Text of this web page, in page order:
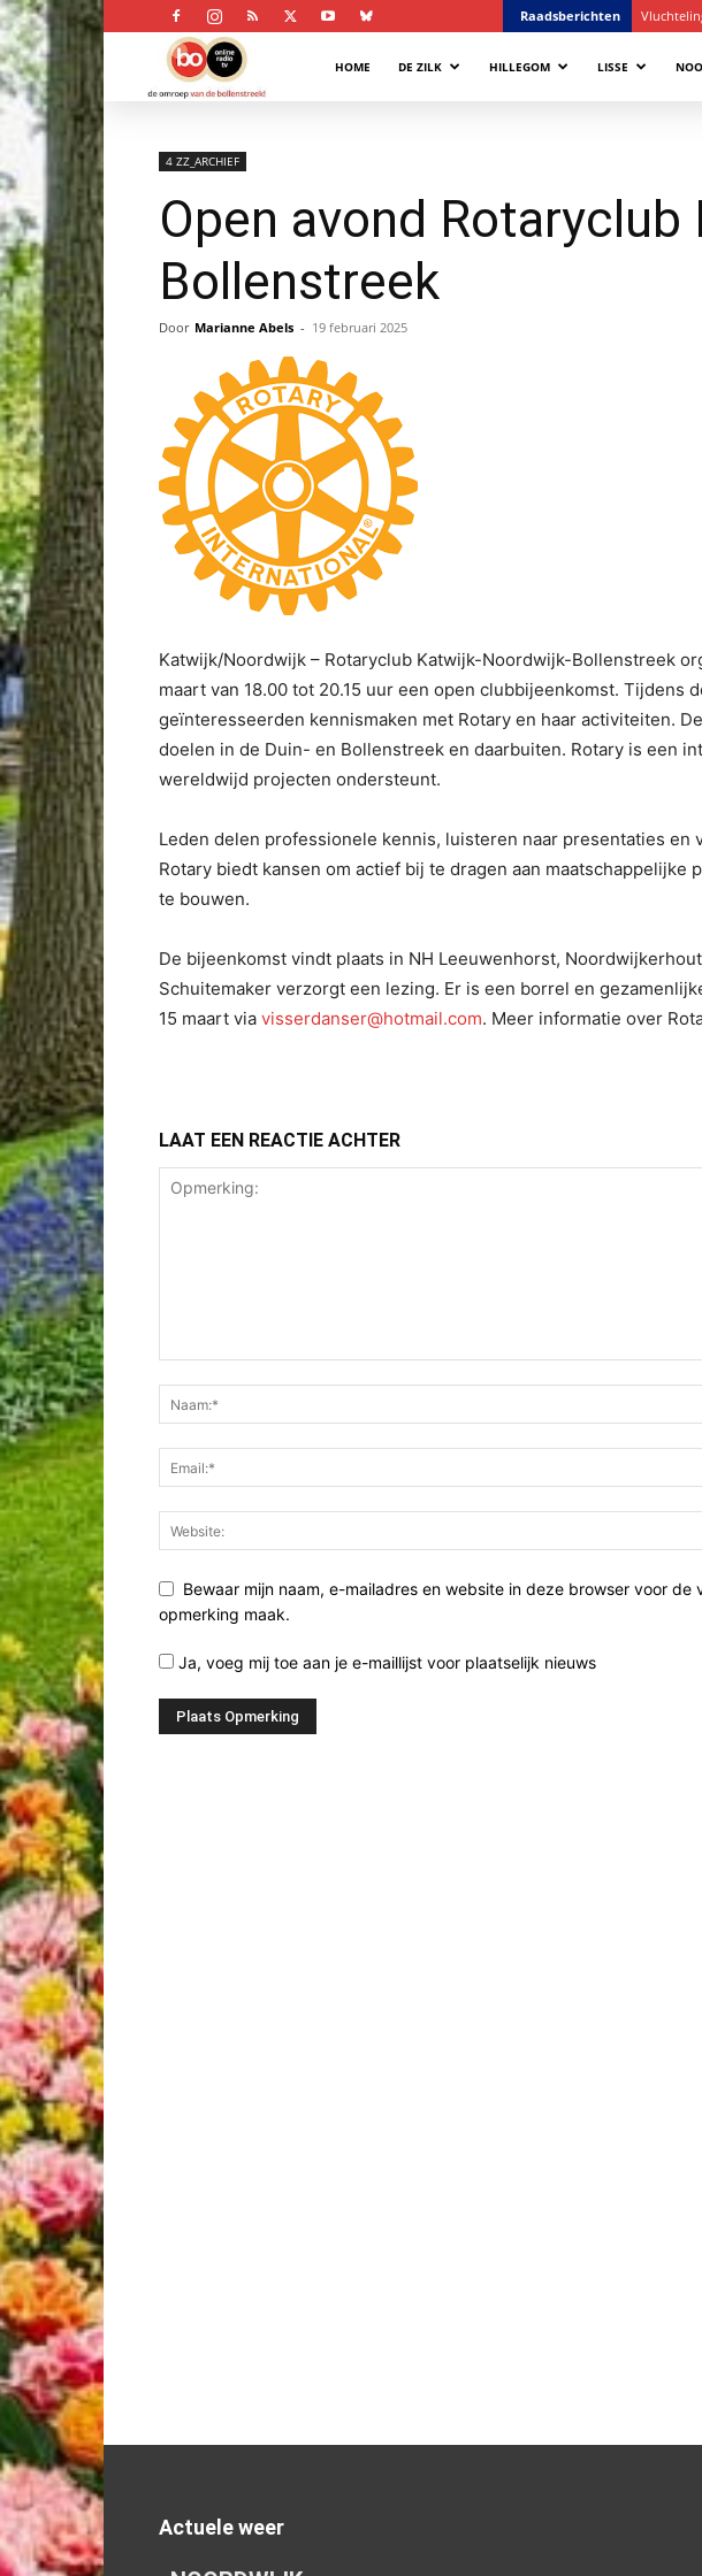
Raadsberichten
Bollenstreek
HOME DE ZILK HILLEGOM LISSE
4 ZZ_ARCHIEF
Open avond
Bollenstreek
Door Marianne Abels - 19 februari 2025
Katwijk/Noordwijk – Rotaryclub Katwijk-Noordwijk-Bollenstreek
maart van 18.00 tot 20.15 uur een open clubbijeenkomst. Tijdens
geïnteresseerden kennismaken met Rotary en haar activiteiten.
doelen in de Duin- en Bollenstreek en daarbuiten. Rotary is een
wereldwijd projecten ondersteunt.
Leden delen professionele kennis, luisteren naar presentaties en
Rotary biedt kansen om actief bij te dragen aan maatschappelijke
te bouwen.
De bijeenkomst vindt plaats in NH Leeuwenhorst,
Schuitemaker verzorgt een lezing. Er is een borrel en
15 maart via visserdanser@hotmail.com. Meer informatie over
LAAT EEN REACTIE ACHTER
Bewaar mijn naam, e-mailadres en website in deze browser voor de
opmerking maak.
Ja, voeg mij toe aan je e-maillijst voor plaatselijk nieuws
Actuele weer